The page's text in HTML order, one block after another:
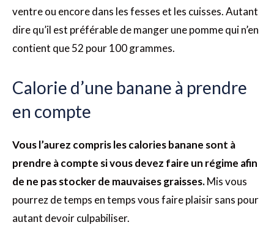
ventre ou encore dans les fesses et les cuisses. Autant
dire qu’il est préférable de manger une pomme qui n’en
contient que 52 pour 100 grammes.
Calorie d’une banane à prendre
en compte
Vous l’aurez compris les calories banane sont à
prendre à compte si vous devez faire un régime afin
de ne pas stocker de mauvaises graisses.Mis vous
pourrez de temps en temps vous faire plaisir sans pour
autant devoir culpabiliser.